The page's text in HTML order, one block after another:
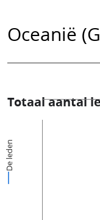
Oceanië
Totaal aantal
De leden